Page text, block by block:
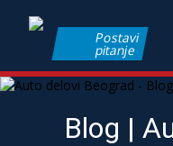
Postavi
pitanje
Blog |